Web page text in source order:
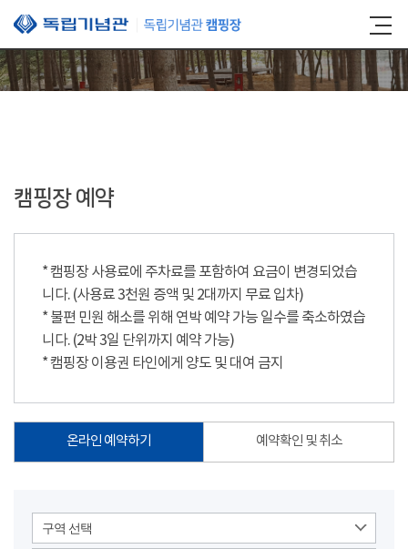
본문 바로가기
캠핑장 예약
* 캠핑장 사용료에 주차료를 포함하여 요금이 변경되었습
니다. (사용료 3천원 증액 및 2대까지 무료 입차)
* 불편 민원 해소를 위해 연박 예약 가능 일수를 축소하였습
니다. (2박 3일 단위까지 예약 가능)
* 캠핑장 이용권 타인에게 양도 및 대여 금지
온라인 예약하기 예약확인 및 취소
구역 선택